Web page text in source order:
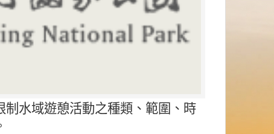
水域遊憩活動之種類、範圍、時